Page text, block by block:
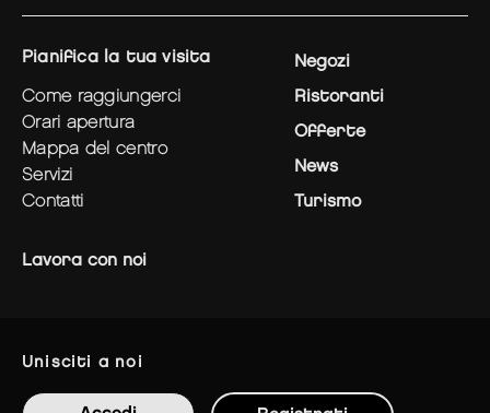
pianifica la tua visita
come raggiungerci
orari apertura
mappa del centro
servizi
contatti
Negozi
Ristoranti
Offerte
News
Turismo
Lavora con noi
unisciti a noi